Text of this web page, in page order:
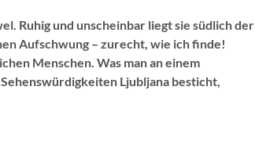
Ruhig und unscheinbar liegt sie südlich der
Aufschwung – zurecht, wie ich finde!
Menschen. Was man an einem
Ljubljana besticht,